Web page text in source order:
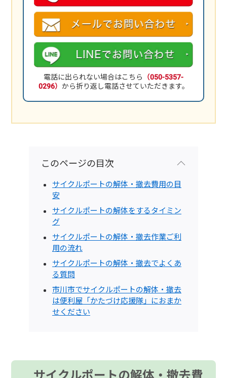
電話に出られない場合はこちら （050-5357-
0296） から折り返し電話させていただきます。
このページの目次
サイクルポートの解体・撤去費用の目
安
サイクルポートの解体をするタイミン
グ
サイクルポートの解体・撤去作業ご利
用の流れ
サイクルポートの解体・撤去でよくあ
る質問
市川市でサイクルポートの解体・撤去
は便利屋「かたづけ応援隊」におまか
せください